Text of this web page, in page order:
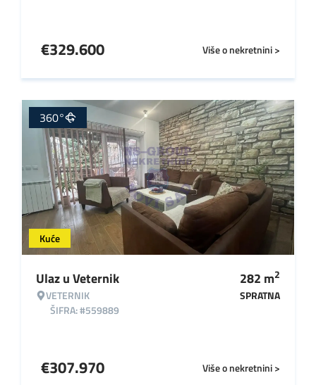
Više o nekretnini >
€329.600
Kuće
360°
Ulaz u Veternik
VETERNIK
ŠIFRA: #559889
282 m2
SPRATNA
Više o nekretnini >
€307.970